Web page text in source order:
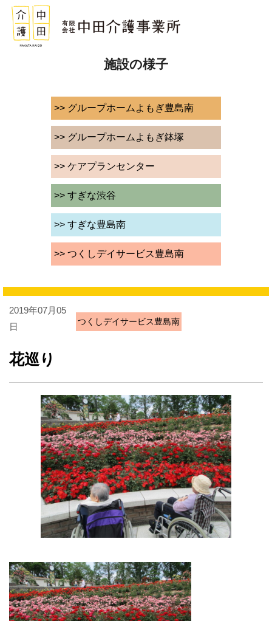
施設の様子
>> グループホームよもぎ豊島南
>> グループホームよもぎ鉢塚
>> ケアプランセンター
>> すぎな渋谷
>> すぎな豊島南
>> つくしデイサービス豊島南
2019年07月05
日
つくしデイサービス豊島南
花巡り